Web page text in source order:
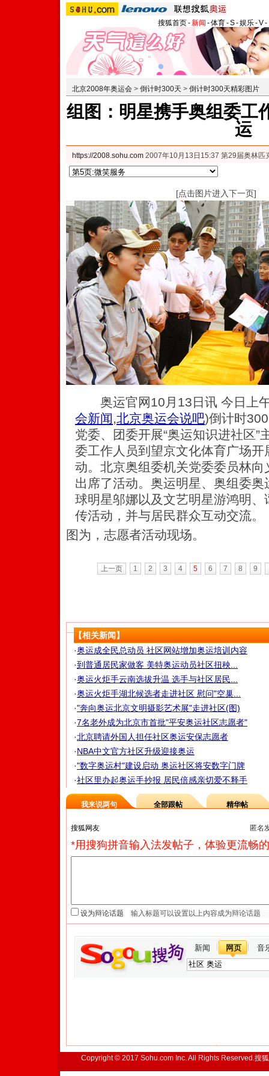
搜狐首页-新闻 -体育-S-娱乐-V-
北京2008年奥运会 > 倒计时300天 > 倒计时300天精彩图片
组图：明星携手奥组委工
运
https://2008.sohu.com 2007年10月13日15:37 第29届奥林匹
[点击图片进入下一页]
奥运官网10月13日讯 今日上
会新闻,北京奥运会说吧)倒计时
党委、团委开展“奥运知识进社区”
委工作人员到望京文化体育广场
动。北京奥组委机关党委委员林
出席了活动。奥运明星、奥组委
球明星邬娜以及文艺明星游鸿明
传活动，并与居民群众互动交流。
图为，志愿者活动现场。
上一页 1 2 3 4 5 6 7 8 9
【相关新闻】
·奥运成全民总动员 社区网站增加奥运培训内容
·到普通居民家做客 美特奥运动员社区扭秧...
·奥运火炬手云南选拔升温 选手与社区居民...
·奥运火炬手湖北候选者走进社区 慰问"空巢...
·"奔向奥运北京文明摄影艺术展"走进社区(图)
·7名老外成为北京市首批"平安奥运社区志愿者"
·北京聘请外国人担任社区奥运安保志愿者
·NBA中文官方社区升级迎接奥运
·"数字奥运村"建设启动 奥运社区将安数字门牌
·社区里办起奥运手抄报 居民倍感亲切爱不释手
我来说两句 全部跟帖 精华帖
匿名
*用搜狗拼音输入法发帖子，体验更流畅
设为辩论话题
新闻 网页 音
Copyright © 2017 Sohu.com Inc. All Rights Reserved.搜